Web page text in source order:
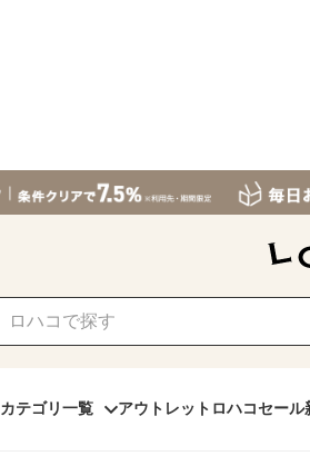
カテゴリ一覧 アウトレット ロハコセール